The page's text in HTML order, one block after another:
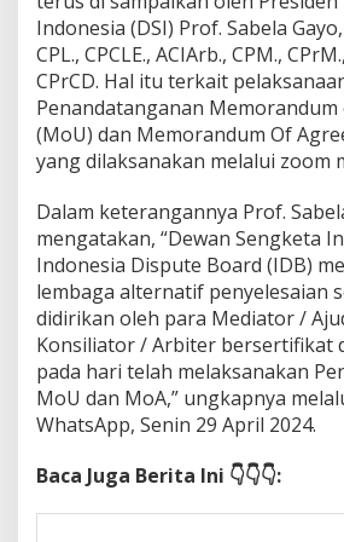
d
a
n
o
A
U
n
v
e
r
s
i
t
a
s
M
u
h
m
m
Indonesia (DSI) Prof. Sabela Gayo,
CPL., CPCLE., ACIArb., CPM.,
CPrCD. Hal itu terkait
Penandatanganan
(MoU) dan Memorandum Of
yang dilaksanakan melalui zoom
Dalam keterangannya Prof.
mengatakan, “Dewan Sengketa
Indonesia Dispute Board (IDB)
lembaga alternatif penyelesaian
didirikan oleh para Mediator /
Konsiliator / Arbiter bersertifikat
pada hari telah melaksanakan
MoU dan MoA,” ungkapnya
WhatsApp, Senin 29 April 2024.
Baca Juga Berita Ini 👇👇👇: